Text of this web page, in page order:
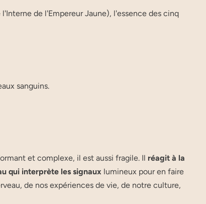
de l'Empereur Jaune), l'essence des cinq
sanguins.
et complexe, il est aussi fragile. Il réagit à la
qui interprète les signaux lumineux pour en faire
de nos expériences de vie, de notre culture,